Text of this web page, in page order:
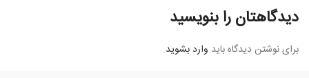
دیدگاهتان را بنویسید
برای نوشتن دیدگاه باید وارد بشوید.